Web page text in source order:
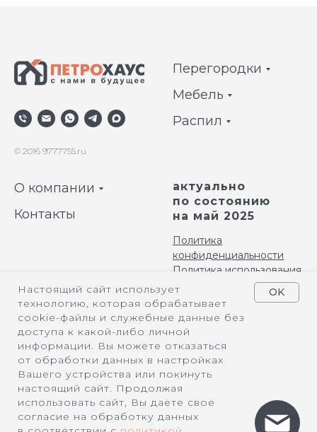
© 2016 9777755.ru
Перегородки
Мебель
Распил
О компании
Контакты
актуально
по состоянию
на май 2025
Политика
конфиденциальности
Политика использования
файлов cookies
связаться с нами
можно:
+7 (901) 977 77 55
info@9 777 755.ru
Настоящий сайт использует
технологию, которая обрабатывает
cookie-файлы и служебные данные без
доступа к какой-либо личной
информации. Вы можете отказаться
от обработки данных в настройках
Вашего устройства или покинуть
настоящий сайт. Продолжая
использовать сайт, Вы даете свое
согласие на обработку данных
OK